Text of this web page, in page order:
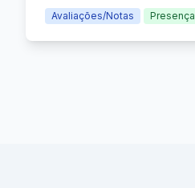
Avaliações/Notas Presença